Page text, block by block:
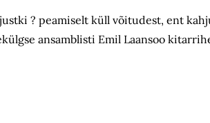
? peamiselt küll võitudest, ent
ansamblisti Emil Laansoo